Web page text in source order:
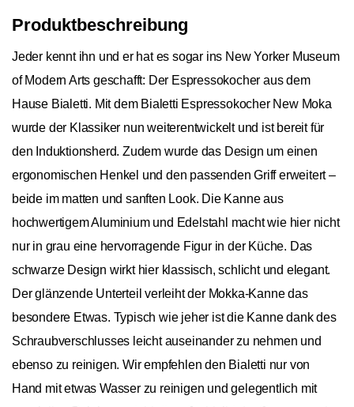
Produktbeschreibung
Jeder kennt ihn und er hat es sogar ins New Yorker Museum
of Modern Arts geschafft: Der Espressokocher aus dem
Hause Bialetti. Mit dem Bialetti Espressokocher New Moka
wurde der Klassiker nun weiterentwickelt und ist bereit für
den Induktionsherd. Zudem wurde das Design um einen
ergonomischen Henkel und den passenden Griff erweitert –
beide im matten und sanften Look. Die Kanne aus
hochwertigem Aluminium und Edelstahl macht wie hier nicht
nur in grau eine hervorragende Figur in der Küche. Das
schwarze Design wirkt hier klassisch, schlicht und elegant.
Der glänzende Unterteil verleiht der Mokka-Kanne das
besondere Etwas. Typisch wie jeher ist die Kanne dank des
Schraubverschlusses leicht auseinander zu nehmen und
ebenso zu reinigen. Wir empfehlen den Bialetti nur von
Hand mit etwas Wasser zu reinigen und gelegentlich mit